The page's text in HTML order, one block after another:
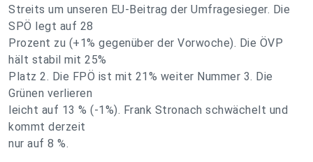
Streits um unseren EU-Beitrag der Umfragesieger. Die
SPÖ legt auf 28
Prozent zu (+1% gegenüber der Vorwoche). Die ÖVP
hält stabil mit 25%
Platz 2. Die FPÖ ist mit 21% weiter Nummer 3. Die
Grünen verlieren
leicht auf 13 % (-1%). Frank Stronach schwächelt und
kommt derzeit
nur auf 8 %.